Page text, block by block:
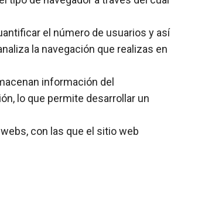
el número de usuarios y así
la navegación que realizas en
información del
lo que permite desarrollar un
con las que el sitio web